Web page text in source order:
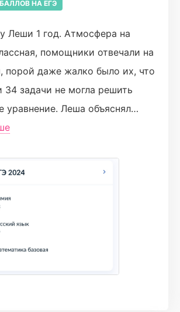
не бойтесь доверить Вашу
но не забывайте про
силы ;) ❤
НА ЕГЭ
Леши 1 год. Атмосфера на
помощники отвечали на
порой даже жалко было их, что
34 задачи не могла решить
уравнение. Леша объяснял
все, почему, как, проводил
курсе, последний на 84.
на 78, обидно, потому что
так бы подтвердила
баллов на курсе(84), а мб и